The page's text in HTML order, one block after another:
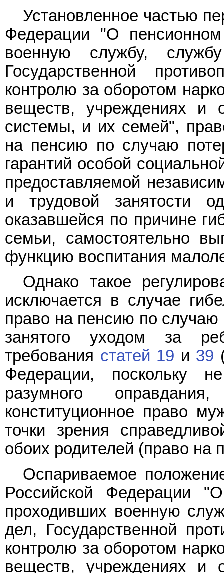
Установленное частью
Федерации "О
военную службу,
Государственной
контролю за оборотом
веществ, учреждениях и
системы, и их семей",
на пенсию по случаю
гарантий особой
предоставляемой
и трудовой занятости
оказавшейся по причине
семьи, самостоятельно
функцию воспитания
Однако такое
исключается в случае
право на пенсию по случаю
занятого уходом за
требования статей 19 и 39
Федерации, поскольку
разумного
конституционное право
точки зрения
обоих родителей (право на
Оспариваемое
Российской Федерации
проходивших военную
дел, Государственной
контролю за оборотом
веществ, учреждениях и